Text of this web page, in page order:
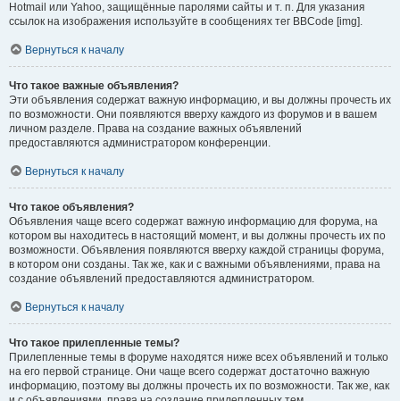
Hotmail или Yahoo, защищённые паролями сайты и т. п. Для указания
ссылок на изображения используйте в сообщениях тег BBCode [img].
Вернуться к началу
Что такое важные объявления?
Эти объявления содержат важную информацию, и вы должны прочесть их
по возможности. Они появляются вверху каждого из форумов и в вашем
личном разделе. Права на создание важных объявлений
предоставляются администратором конференции.
Вернуться к началу
Что такое объявления?
Объявления чаще всего содержат важную информацию для форума, на
котором вы находитесь в настоящий момент, и вы должны прочесть их по
возможности. Объявления появляются вверху каждой страницы форума,
в котором они созданы. Так же, как и с важными объявлениями, права на
создание объявлений предоставляются администратором.
Вернуться к началу
Что такое прилепленные темы?
Прилепленные темы в форуме находятся ниже всех объявлений и только
на его первой странице. Они чаще всего содержат достаточно важную
информацию, поэтому вы должны прочесть их по возможности. Так же, как